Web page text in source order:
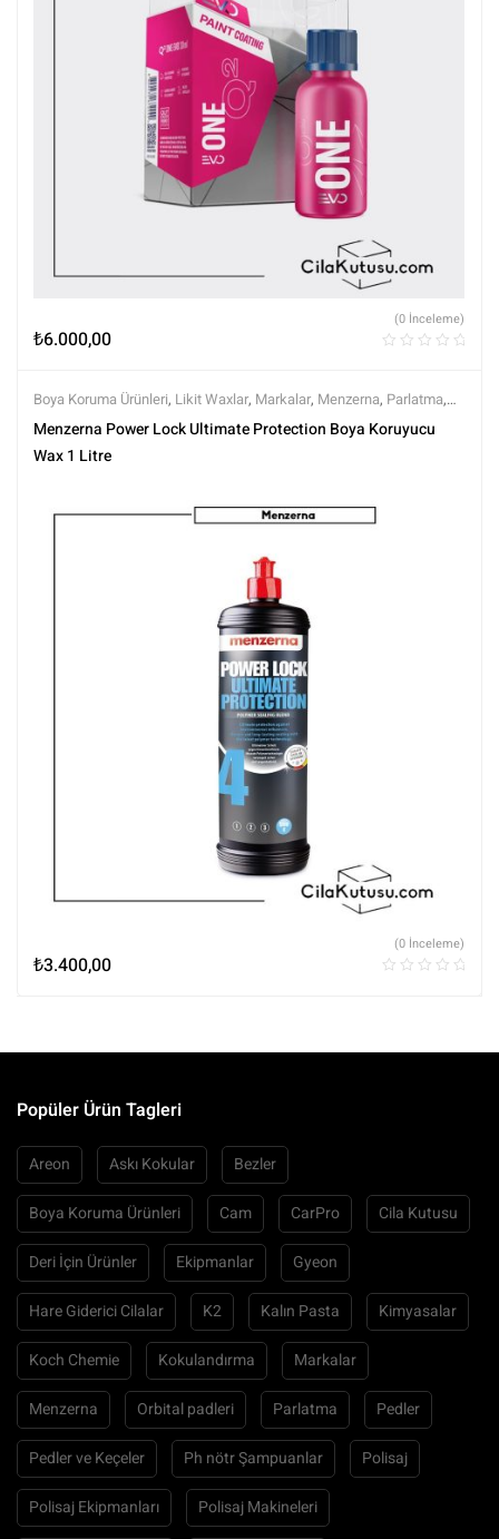
₺6.000,00
(0 İnceleme)
Boya Koruma Ürünleri, Likit Waxlar, Markalar, Menzerna, Parlatma,
Polisaj ve Parlatma , Tüm Ürünler,Tüm Ürünler, Wax Ürünleri
Menzerna Power Lock Ultimate Protection Boya Koruyucu
Wax 1 Litre
₺3.400,00
(0 İnceleme)
Popüler Ürün Tagleri
Areon Askı Kokular Bezler
Boya Koruma Ürünleri Cam CarPro Cila Kutusu
Deri İçin Ürünler Ekipmanlar Gyeon
Hare Giderici Cilalar K2 Kalın Pasta Kimyasalar
Koch Chemie Kokulandırma Markalar
Menzerna Orbital padleri Parlatma Pedler
Pedler ve Keçeler Ph nötr Şampuanlar Polisaj
Polisaj Ekipmanları Polisaj Makineleri